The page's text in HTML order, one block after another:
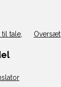
til tale Oversæt